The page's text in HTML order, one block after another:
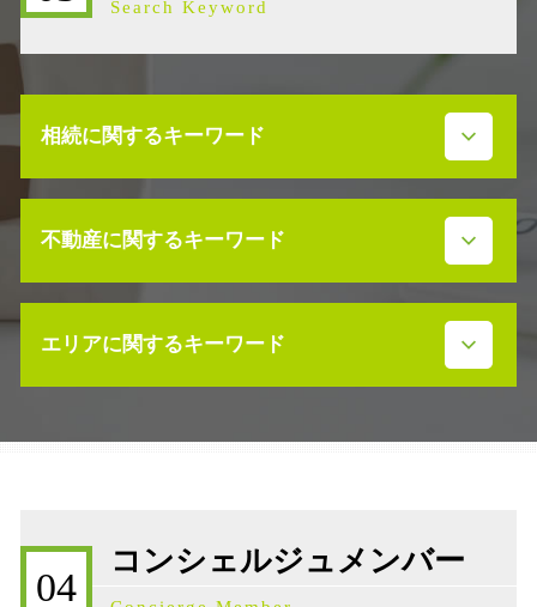
Search Keyword
相続に関するキーワード
遺産分割協議 弁護士 司法書士
事業承継 株式移転
事業承継 生前贈与
事業承継補助金
事業承継 進め方
相続税 不動産
相続発生 確定申告
不動産に関するキーワード
不動産 土地 寄付
不動産売買契約書 ない
売買 説明義務違反
不動産売買契約 委任状
エリアに関するキーワード
相続発生 石川県
事業承継 石川県
事業承継補助金 石川県
04
コンシェルジュメンバー